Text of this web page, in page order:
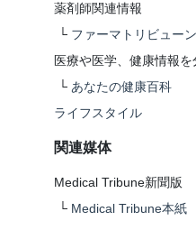
薬剤師関連情報
└ ファーマトリビューン
医療や医学、健康情報
└ あなたの健康百科
ライフスタイル
関連媒体
Medical Tribune新聞版
└ Medical Tribune本紙